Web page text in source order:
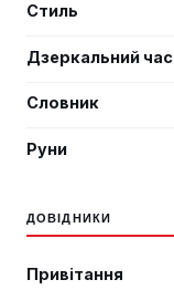
Стиль
Дзеркальний час
Словник
Руни
ДОВІДНИКИ
Привітання